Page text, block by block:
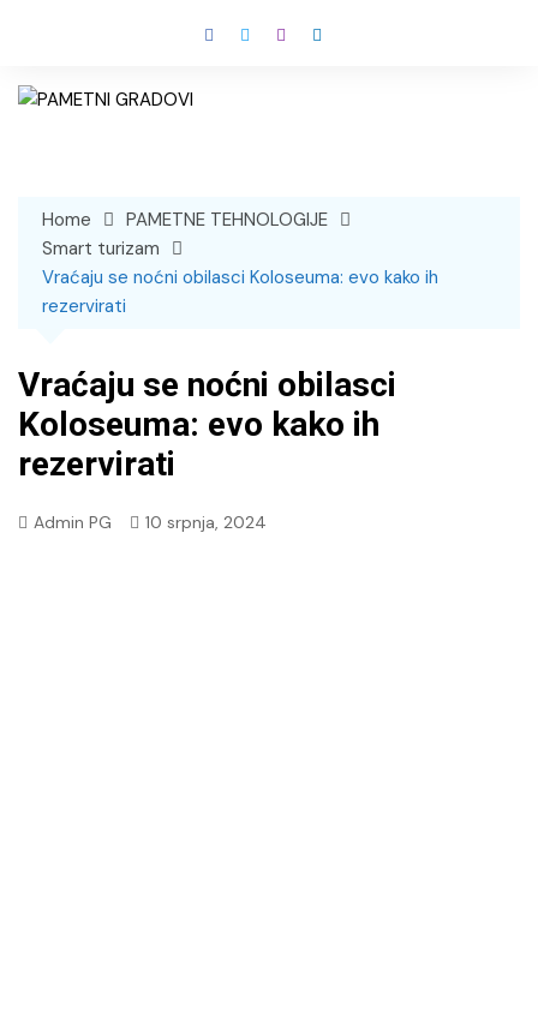
Home
PAMETNE TEHNOLOGIJE
Smart turizam
Vraćaju se noćni obilasci Koloseuma: evo kako ih
rezervirati
Vraćaju se noćni obilasci
Koloseuma: evo kako ih
rezervirati
Admin PG 10 srpnja, 2024